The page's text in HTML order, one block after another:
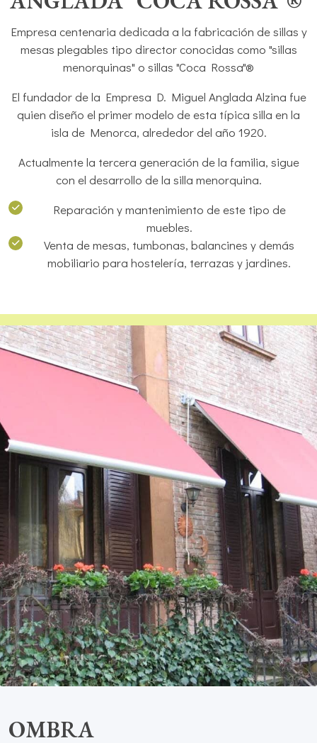
Empresa centenaria dedicada a la fabricación de sillas y
mesas plegables tipo director conocidas como "sillas
menorquinas" o sillas "Coca Rossa"®
El fundador de la Empresa D. Miguel Anglada Alzina fue
quien diseño el primer modelo de esta típica silla en la
isla de Menorca, alrededor del año 1920.
Actualmente la tercera generación de la familia, sigue
con el desarrollo de la silla menorquina.
Reparación y mantenimiento de este tipo de
muebles.
Venta de mesas, tumbonas, balancines y demás
mobiliario para hostelería, terrazas y jardines.
OMBRA